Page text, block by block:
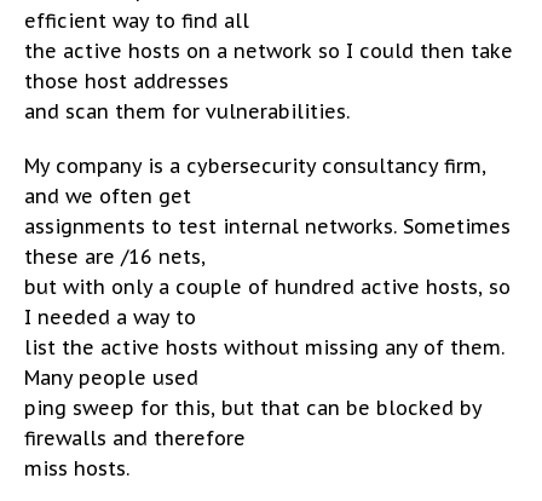
efficient way to find all
the active hosts on a network so I could then take
those host addresses
and scan them for vulnerabilities.
My company is a cybersecurity consultancy firm,
and we often get
assignments to test internal networks. Sometimes
these are /16 nets,
but with only a couple of hundred active hosts, so
I needed a way to
list the active hosts without missing any of them.
Many people used
ping sweep for this, but that can be blocked by
firewalls and therefore
miss hosts.